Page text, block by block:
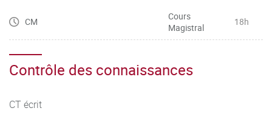
CM
Cours
Magistral
18h
Contrôle des connaissances
CT écrit